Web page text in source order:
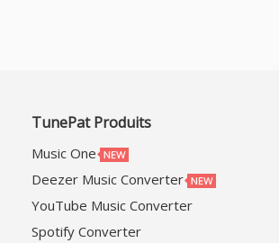
TunePat Produits
Music One
Deezer Music Converter
YouTube Music Converter
Spotify Converter